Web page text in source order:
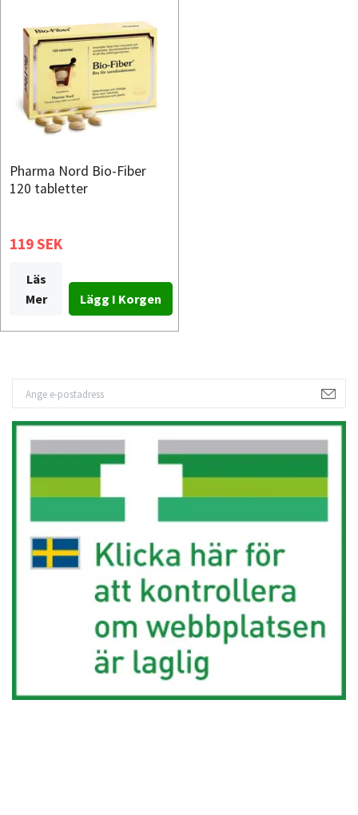
Pharma Nord Bio-Fiber
120 tabletter
119 SEK
Läs
Mer